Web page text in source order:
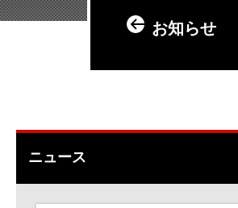
お知らせ
ニュース